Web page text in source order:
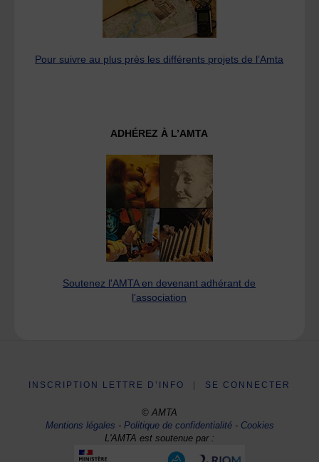
Pour suivre au plus près les différents projets de l’Amta
ADHÉREZ À L’AMTA
Soutenez l'AMTA en devenant adhérant de
l'association
INSCRIPTION LETTRE D’INFO SE CONNECTER
© AMTA
Mentions légales -Politique de confidentialité- Cookies
L'AMTA est soutenue par :